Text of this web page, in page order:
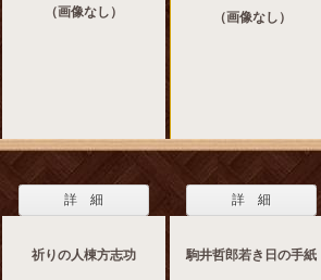
（画像なし） （画像なし）
詳 細
祈りの人棟方志功
詳 細
駒井哲郎若き日の手紙